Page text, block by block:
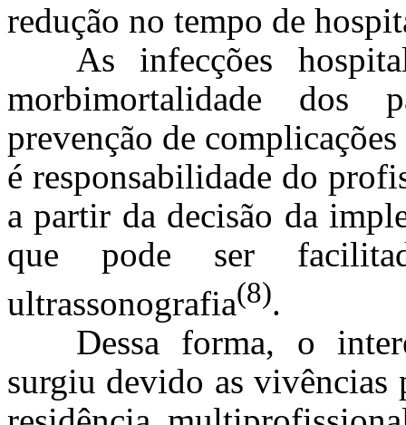
redução no tempo de
As infecções
morbimortalidade dos
prevenção de
é responsabilidade do
a partir da decisão da
que pode ser
ultrassonografia(8).
Dessa forma, o
surgiu devido as vivências